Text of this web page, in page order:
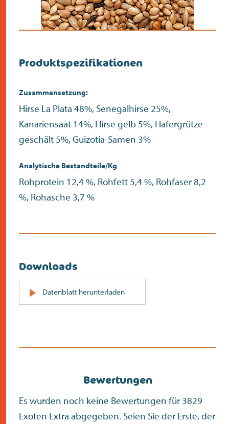
Produktspezifikationen
Zusammensetzung:
Hirse La Plata 48%, Senegalhirse 25%,
Kanariensaat 14%, Hirse gelb 5%, Hafergrütze
geschält 5%, Guizotia-Samen 3%
Analytische Bestandteile/Kg
Rohprotein 12,4 %, Rohfett 5,4 %, Rohfaser 8,2
%, Rohasche 3,7 %
Downloads
Datenblatt herunterladenPDF
(öffnet
Bewertungen
Es wurden noch keine Bewertungen für 3829
Exoten Extra abgegeben. Seien Sie der Erste, der